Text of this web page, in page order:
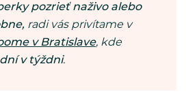
pozrieť naživo alebo
radi vás privítame v
v Bratislave, kde
v týždni.